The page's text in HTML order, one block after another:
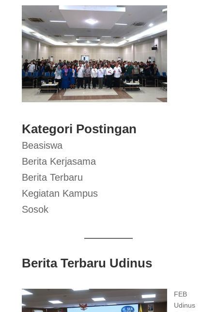
Kategori Postingan
Beasiswa
Berita Kerjasama
Berita Terbaru
Kegiatan Kampus
Sosok
Berita Terbaru Udinus
FEB
Udinus